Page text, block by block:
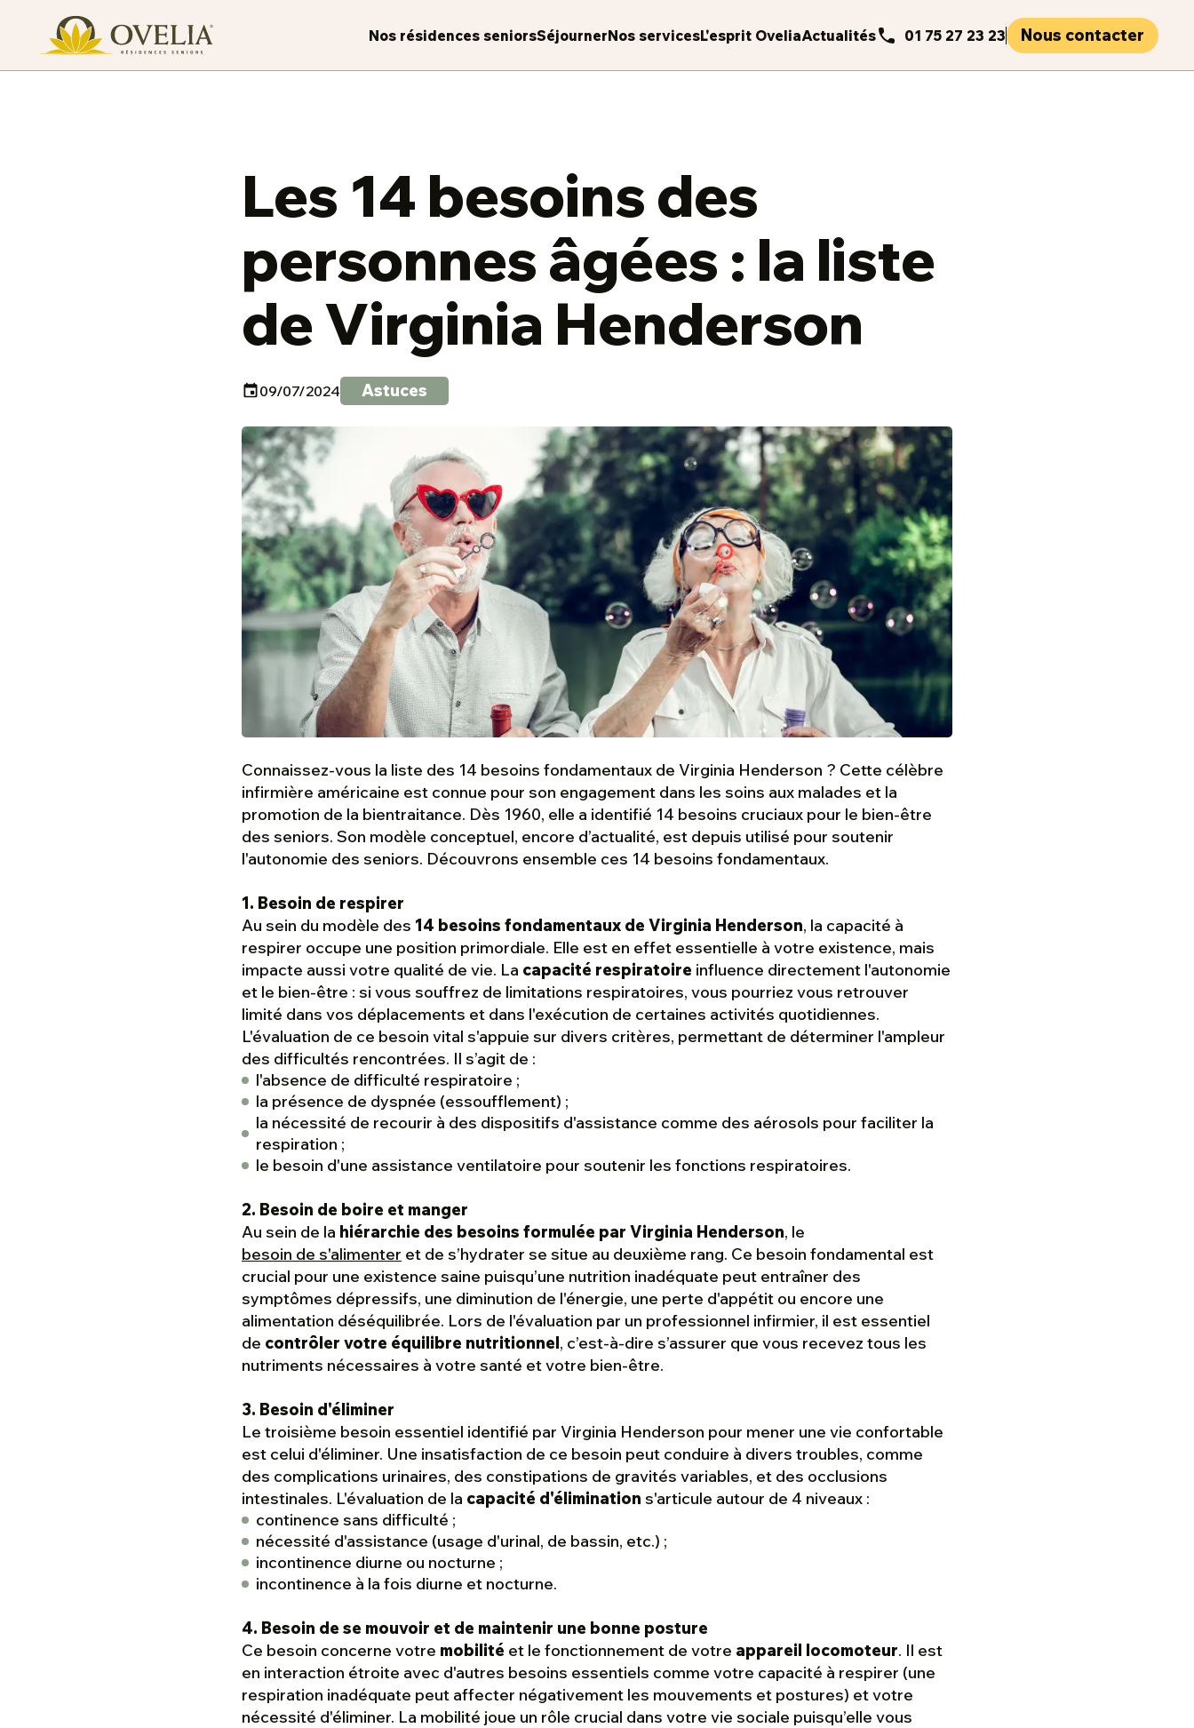
Nos résidences seniorsSéjournerNos servicesL'esprit OveliaActualités 01 75 27 23 23 Nous contacter
Les 14 besoins des
personnes âgées : la liste
de Virginia Henderson
09/07/2024 Astuces
Connaissez-vous la liste des 14 besoins fondamentaux de Virginia Henderson ? Cette célèbre
infirmière américaine est connue pour son engagement dans les soins aux malades et la
promotion de la bientraitance. Dès 1960, elle a identifié 14 besoins cruciaux pour le bien-être
des seniors. Son modèle conceptuel, encore d’actualité, est depuis utilisé pour soutenir
l'autonomie des seniors. Découvrons ensemble ces 14 besoins fondamentaux.
1. Besoin de respirer
Au sein du modèle des 14 besoins fondamentaux de Virginia Henderson, la capacité à
respirer occupe une position primordiale. Elle est en effet essentielle à votre existence, mais
impacte aussi votre qualité de vie. La capacité respiratoire influence directement l'autonomie
et le bien-être : si vous souffrez de limitations respiratoires, vous pourriez vous retrouver
limité dans vos déplacements et dans l'exécution de certaines activités quotidiennes.
L'évaluation de ce besoin vital s'appuie sur divers critères, permettant de déterminer l'ampleur
des difficultés rencontrées. Il s’agit de :
l'absence de difficulté respiratoire ;
la présence de dyspnée (essoufflement) ;
la nécessité de recourir à des dispositifs d'assistance comme des aérosols pour faciliter la
respiration ;
le besoin d'une assistance ventilatoire pour soutenir les fonctions respiratoires.
2. Besoin de boire et manger
Au sein de la hiérarchie des besoins formulée par Virginia Henderson, le
besoin de s'alimenter et de s’hydrater se situe au deuxième rang. Ce besoin fondamental est
crucial pour une existence saine puisqu’une nutrition inadéquate peut entraîner des
symptômes dépressifs, une diminution de l'énergie, une perte d'appétit ou encore une
alimentation déséquilibrée. Lors de l'évaluation par un professionnel infirmier, il est essentiel
de contrôler votre équilibre nutritionnel, c’est-à-dire s’assurer que vous recevez tous les
nutriments nécessaires à votre santé et votre bien-être.
3. Besoin d'éliminer
Le troisième besoin essentiel identifié par Virginia Henderson pour mener une vie confortable
est celui d'éliminer. Une insatisfaction de ce besoin peut conduire à divers troubles, comme
des complications urinaires, des constipations de gravités variables, et des occlusions
intestinales. L'évaluation de la capacité d'élimination s'articule autour de 4 niveaux :
continence sans difficulté ;
nécessité d'assistance (usage d'urinal, de bassin, etc.) ;
incontinence diurne ou nocturne ;
incontinence à la fois diurne et nocturne.
4. Besoin de se mouvoir et de maintenir une bonne posture
Ce besoin concerne votre mobilité et le fonctionnement de votre appareil locomoteur. Il est
en interaction étroite avec d'autres besoins essentiels comme votre capacité à respirer (une
respiration inadéquate peut affecter négativement les mouvements et postures) et votre
nécessité d'éliminer. La mobilité joue un rôle crucial dans votre vie sociale puisqu’elle vous